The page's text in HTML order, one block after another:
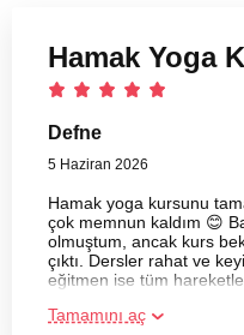
Hamak Yoga
Defne
5 Haziran 2026
Hamak yoga kursunu
çok memnun kaldım 😊
olmuştum, ancak kurs
çıktı. Dersler rahat ve
eğitmen ise tüm
oldu.
Tamamını aç